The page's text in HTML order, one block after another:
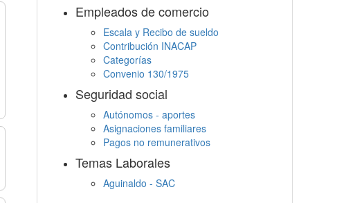
Empleados de comercio
Escala y Recibo de sueldo
Contribución INACAP
Categorías
Convenio 130/1975
Seguridad social
Autónomos - aportes
Asignaciones familiares
Pagos no remunerativos
Temas Laborales
Aguinaldo - SAC